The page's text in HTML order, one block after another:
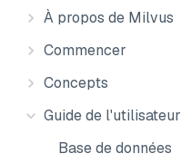
À propos de Milvus
Commencer
Concepts
Guide de l'utilisateur
Base de données